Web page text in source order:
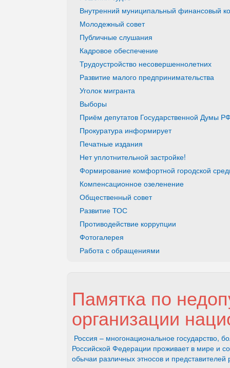
Внутренний муниципальный финансовый
Молодежный совет
Публичные слушания
Кадровое обеспечение
Трудоустройство несовершеннолетних
Развитие малого предпринимательства
Уголок мигранта
Выборы
Приём депутатов Государственной Думы
Прокуратура информирует
Печатные издания
Нет уплотнительной застройке!
Формирование комфортной городской
Компенсационное озеленение
Общественный совет
Развитие ТОС
Противодействие коррупции
Фотогалерея
Работа с обращениями
Памятка по
организации
Россия – многонациональное государство,
Российской Федерации проживает в мире и
обычаи различных этносов и представителей